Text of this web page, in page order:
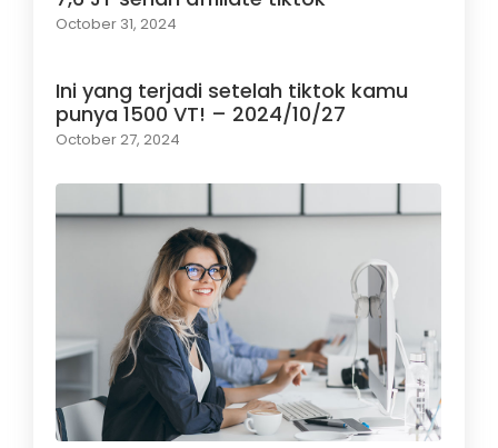
October 31, 2024
Ini yang terjadi setelah tiktok kamu
punya 1500 VT! – 2024/10/27
October 27, 2024